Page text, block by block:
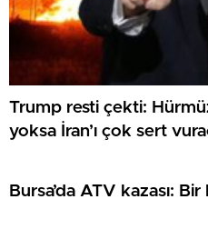
Trump resti çekti:
yoksa İran’ı çok sert
Bursa’da ATV kazası: